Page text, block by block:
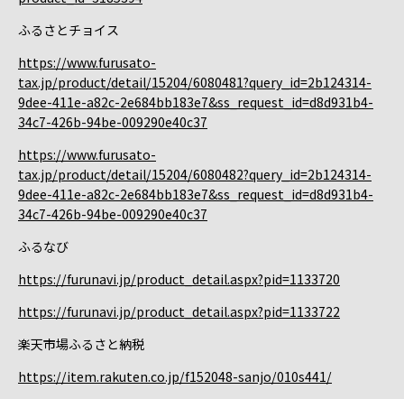
ふるさとチョイス
https://www.furusato-
tax.jp/product/detail/15204/6080481?query_id=2b124314-
9dee-411e-a82c-2e684bb183e7&ss_request_id=d8d931b4-
34c7-426b-94be-009290e40c37
https://www.furusato-
tax.jp/product/detail/15204/6080482?query_id=2b124314-
9dee-411e-a82c-2e684bb183e7&ss_request_id=d8d931b4-
34c7-426b-94be-009290e40c37
ふるなび
https://furunavi.jp/product_detail.aspx?pid=1133720
https://furunavi.jp/product_detail.aspx?pid=1133722
楽天市場ふるさと納税
https://item.rakuten.co.jp/f152048-sanjo/010s441/